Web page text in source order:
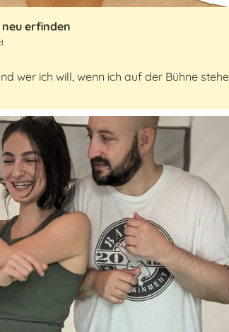
erfinden
wer ich will, wenn ich auf der Bühne stehe